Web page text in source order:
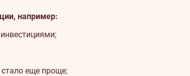
например:
еще проще;